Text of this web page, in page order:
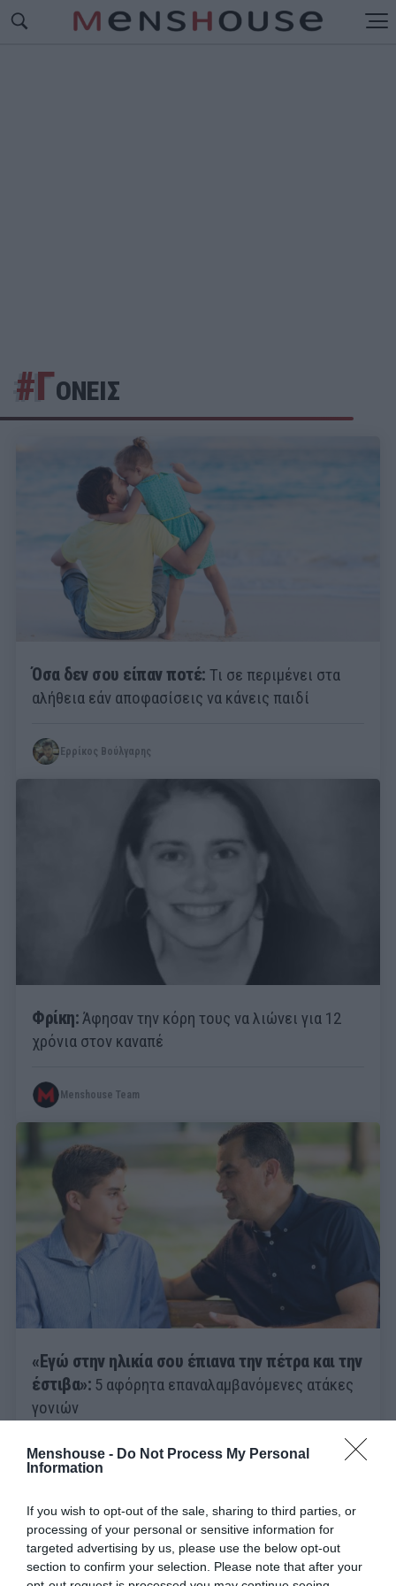
Menshouse - Do Not Process My Personal
Information
If you wish to opt-out of the sale, sharing to third parties, or
processing of your personal or sensitive information for
targeted advertising by us, please use the below opt-out
section to confirm your selection. Please note that after your
#ΓΟΝΕΙΣ
Όσα δεν σου είπαν ποτέ: Τι σε περιμένει στα
αλήθεια εάν αποφασίσεις να κάνεις παιδί
Ερρίκος Βούλγαρης
Φρίκη:Άφησαν την κόρη τους να λιώνει για 12
χρόνια στον καναπέ
Menshouse Team
«Εγώ στην ηλικία σου έπιανα την πέτρα και την
έστιβα»: 5 αφόρητα επαναλαμβανόμενες ατάκες
γονιών
Γιώργος Μαραθιανός